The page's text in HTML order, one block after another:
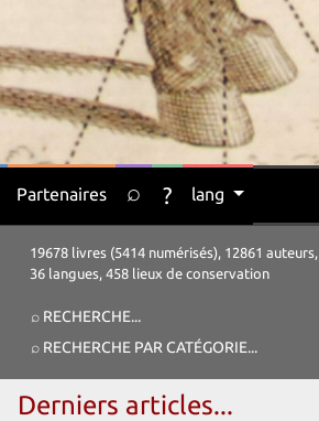
Partenaires ⌕ ? lang
19678 livres (5414 numérisés), 12861 auteurs,
36 langues, 458 lieux de conservation
⌕ RECHERCHE...
⌕ RECHERCHE PAR CATÉGORIE...
Derniers articles...